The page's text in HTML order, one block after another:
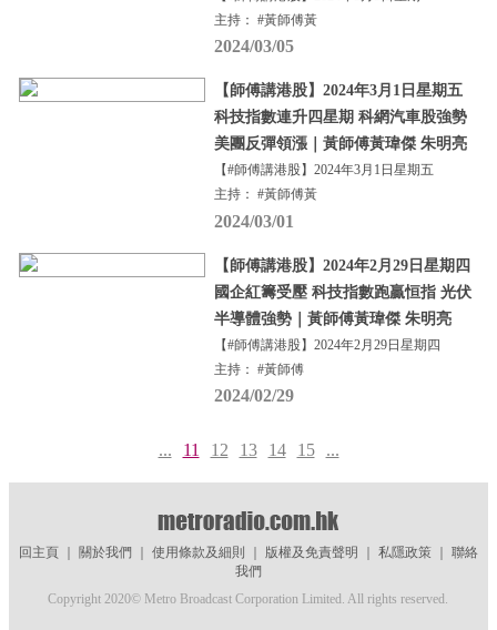
主持： #黃師傅黃
2024/03/05
【師傅講港股】2024年3月1日星期五
科技指數連升四星期 科網汽車股強勢
美團反彈領漲｜黃師傅黃瑋傑 朱明亮
【#師傅講港股】2024年3月1日星期五
主持： #黃師傅黃
2024/03/01
【師傅講港股】2024年2月29日星期四
國企紅籌受壓 科技指數跑贏恒指 光伏
半導體強勢｜黃師傅黃瑋傑 朱明亮
【#師傅講港股】2024年2月29日星期四
主持： #黃師傅
2024/02/29
... 11 12 13 14 15 ...
回主頁｜ 關於我們 使用條款及細則 版權及免責聲明 私隱政策｜ 聯絡
我們
Copyright 2020© Metro Broadcast Corporation Limited. All rights reserved.